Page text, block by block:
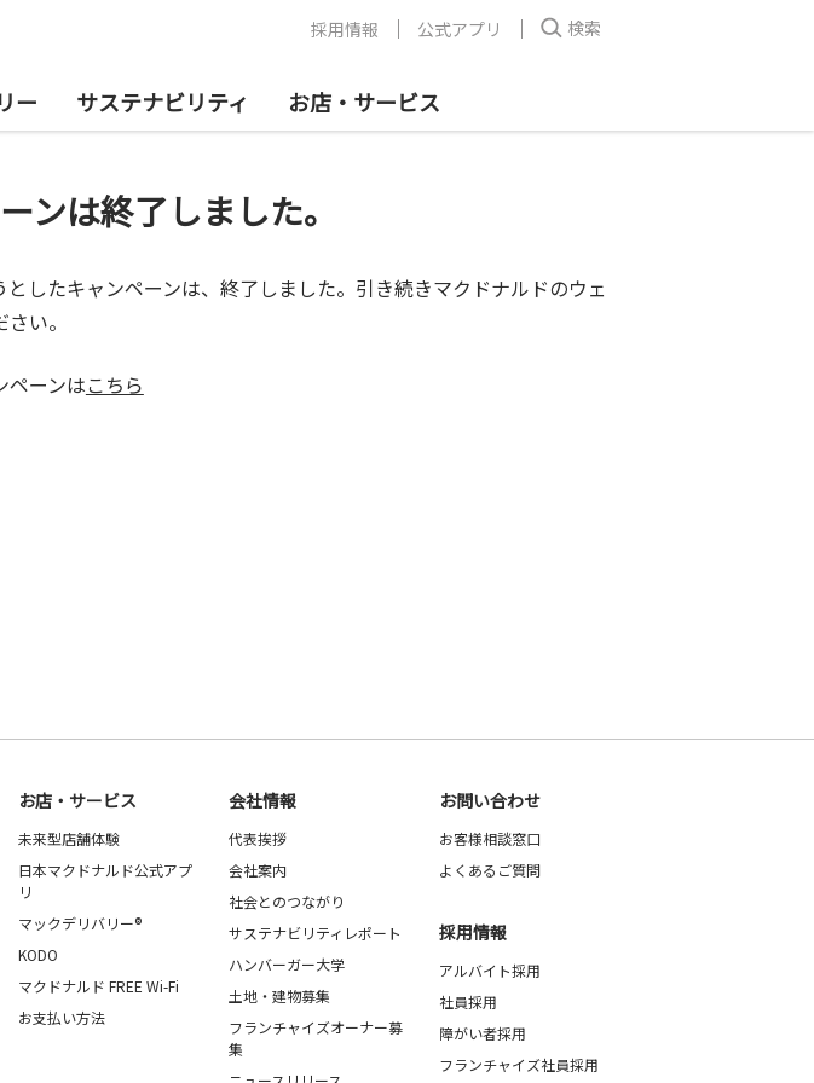
ー サステナビリティ お店・サービス
採用情報 公式アプリ 検索
ンは終了しました。
したキャンペーンは、終了しました。引き続きマクドナルドのウェ
い。
ペーンはこちら
お店・サービス
未来型店舗体験
日本マクドナルド公式アプ
リ
マックデリバリー®
KODO
マクドナルド FREE Wi-Fi
お支払い方法
会社情報
代表挨拶
会社案内
社会とのつながり
サステナビリティレポート
ハンバーガー大学
土地・建物募集
フランチャイズオーナー募
集
お問い合わせ
お客様相談窓口
よくあるご質問
採用情報
アルバイト採用
社員採用
障がい者採用
フランチャイズ社員採用